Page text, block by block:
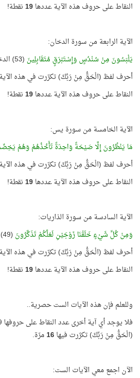
النقاط على حروف هذه الآية عددها19نقطة!
الآية الرابعة من سورة الدخان:
يَلْبَسُونَ مِنْ سُنْدُسٍ وَإِسْتَبْرَقٍ مُتَقَابِلِينَ (53) الدخان
أحرف لفظ (الْحَقُّ مِنْ رَبِّكَ) تكرّرت في هذه الآية
النقاط على حروف هذه الآية عددها19نقطة!
الآية الخامسة من سورة يس:
مَا يَنْظُرُونَ إِلَّا صَيْحَةً وَاحِدَةً تَأْخُذُهُمْ وَهُمْ
أحرف لفظ (الْحَقُّ مِنْ رَبِّكَ) تكرّرت في هذه الآية
النقاط على حروف هذه الآية عددها19نقطة!
الآية السادسة من سورة الذاريات:
وَمِنْ كُلِّ شَيْءٍ خَلَقْنَا زَوْجَيْنِ لَعَلَّكُمْ تَذَكَّرُونَ (49) الذاريات
أحرف لفظ (الْحَقُّ مِنْ رَبِّكَ) تكرّرت في هذه الآية
النقاط على حروف هذه الآية عددها19نقطة!
وللعلم فإن هذه الآيات الست حصرية..
(الْحَقُّ مِنْ رَبِّكَ) تكرّرت فيها16مرّة.
الآن اجمع معي الآيات الست: